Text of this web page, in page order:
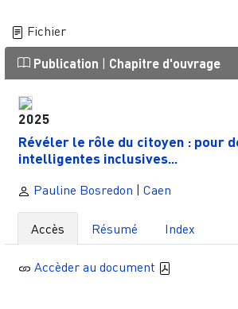
Fichier
Publication | Chapitre d'ouvrage
2025
Révéler le rôle du citoyen : pour
intelligentes inclusives...
Pauline Bosredon Caen
Accès Résumé Index
Accèder au document